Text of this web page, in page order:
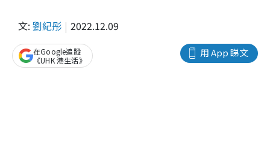
文: 劉紀彤 2022.12.09
用 App 睇文
在Google追蹤
《UHK 港生活》